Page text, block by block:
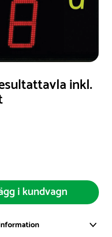
inkl.
i kundvagn